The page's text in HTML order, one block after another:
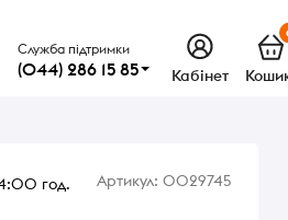
Служба підтримки
(044) 286 15 85 Кабінет
год. Артикул: 0029745